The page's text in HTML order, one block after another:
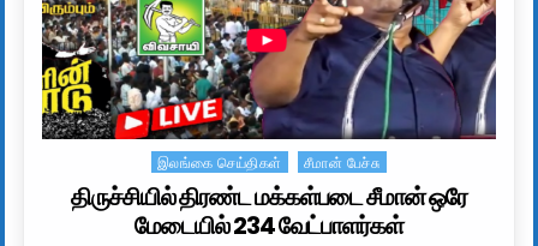
Posted in
இலங்கை செய்திகள் சீமான் பேச்சு
திருச்சியில் திரண்ட மக்கள்படை சீமான் ஒரே
மேடையில் 234 வேட்பாளர்கள்